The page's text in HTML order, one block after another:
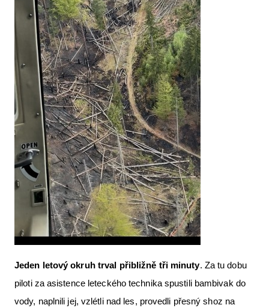
Jeden letový okruh trval přibližně tři minuty. Za tu dobu
piloti za asistence leteckého technika spustili bambivak do
vody, naplnili jej, vzlétli nad les, provedli přesný shoz na